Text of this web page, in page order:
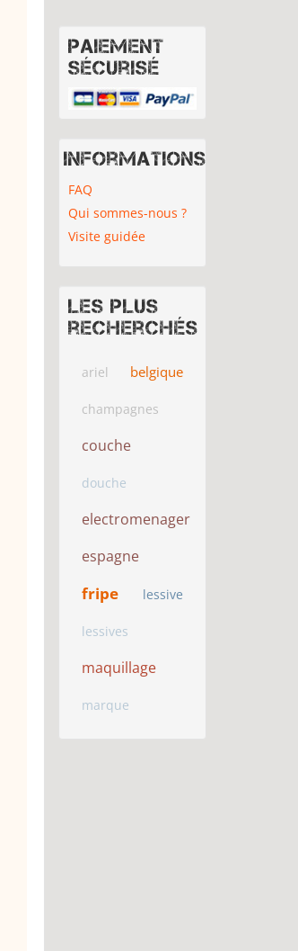
Paiement
sécurisé
Informations
FAQ
Qui sommes-nous ?
Visite guidée
Les plus
recherchés
ariel belgique
champagnes
couche
douche
electromenager
espagne
fripe lessive
lessives
maquillage
marque